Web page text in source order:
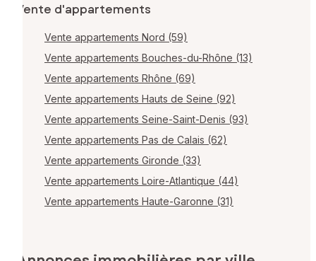
Vente d'appartements
Vente appartements Nord (59)
Vente appartements Bouches-du-Rhône (13)
Vente appartements Rhône (69)
Vente appartements Hauts de Seine (92)
Vente appartements Seine-Saint-Denis (93)
Vente appartements Pas de Calais (62)
Vente appartements Gironde (33)
Vente appartements Loire-Atlantique (44)
Vente appartements Haute-Garonne (31)